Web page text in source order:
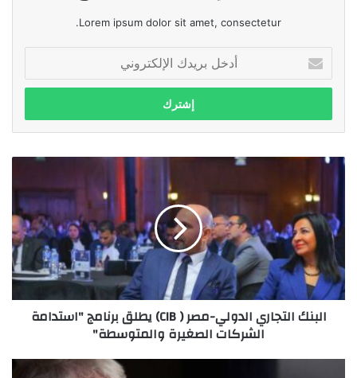
Lorem ipsum dolor sit amet, consectetur.
بريدك
الإلكتروني
البنك
الدولي-
مصر
(
يطلق
برنامج
"استدامة
الشركات
البنك التجاري الدولي-مصر ( CIB) يطلق برنامج "استدامة
الشركات الصغيرة والمتوسطة"